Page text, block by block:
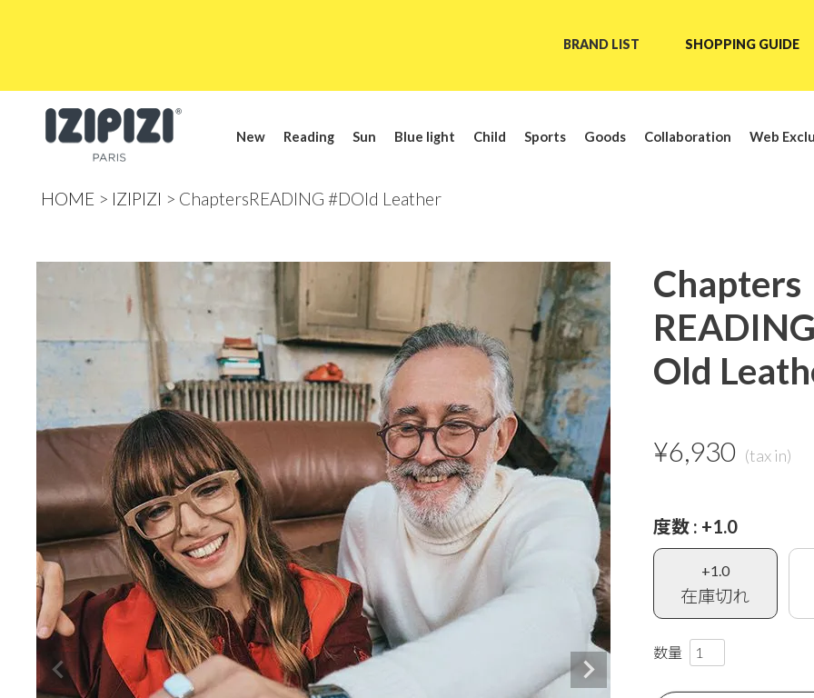
BRAND LIST SHOPPING GUIDE
New Reading Sun Blue light Child Sports Goods Collaboration Web
HOME IZIPIZI ChaptersREADING #DOld Leather
Chapters
Old
¥6,930
度数 +1.0
+1.0
在庫切れ